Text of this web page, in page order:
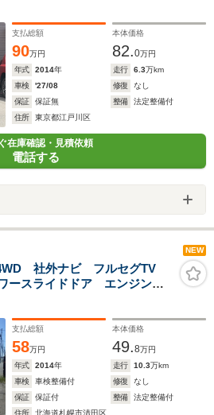
支払総額
90万円
本体価格
82.0万円
年式
2014年 走行 6.3万km
車検
'27/08 修復
なし
保証
保証無 整備
法定整備付
住所
東京都江戸川区
在庫確認・見積依頼
電話する
NEW
社外ナビ フルセグTV
スライドドア エンジンス
支払総額
58万円
本体価格
49.8万円
年式
2014年 走行 10.3万km
車検
車検整備付 修復
なし
保証
保証付 整備
法定整備付